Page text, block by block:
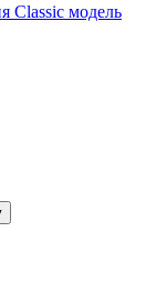
Classic модель